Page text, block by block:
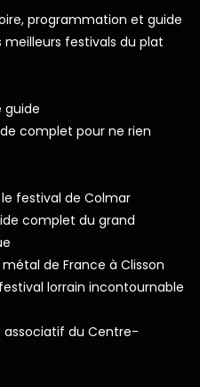
programmation et guide
meilleurs festivals du plat
guide
complet pour ne rien
le festival de Colmar
complet du grand
de France à Clisson
lorrain incontournable
associatif du Centre-